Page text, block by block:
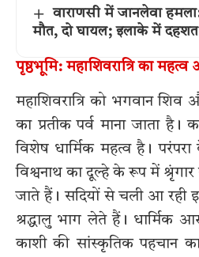
वाराणसी में जानलेवा
मौत, दो घायल; इलाके में दहशत
पृष्ठभूमि: महाशिवरात्रि का
महाशिवरात्रि को भगवान शिव
का प्रतीक पर्व माना जाता है।
विशेष धार्मिक महत्व है।
विश्वनाथ का दूल्हे के रूप में
जाते हैं। सदियों से चली आ रही
श्रद्धालु भाग लेते हैं। धार्मिक
काशी की सांस्कृतिक पहचान का